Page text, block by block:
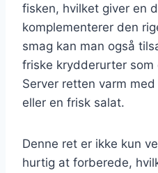
fisken, hvilket giver en
komplementerer den
smag kan man også
friske krydderurter som
Server retten varm
eller en frisk salat.
Denne ret er ikke kun
hurtig at forberede,